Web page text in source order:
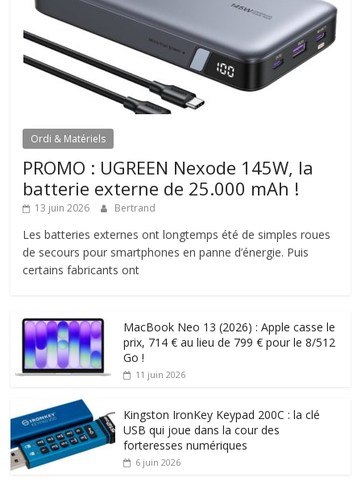
Ordi & Matériels
PROMO : UGREEN Nexode 145W, la
batterie externe de 25.000 mAh !
13 juin 2026 Bertrand
Les batteries externes ont longtemps été de simples roues
de secours pour smartphones en panne d’énergie. Puis
certains fabricants ont
MacBook Neo 13 (2026) : Apple casse le
prix, 714 € au lieu de 799 € pour le 8/512
Go !
11 juin 2026
Kingston IronKey Keypad 200C : la clé
USB qui joue dans la cour des
forteresses numériques
6 juin 2026